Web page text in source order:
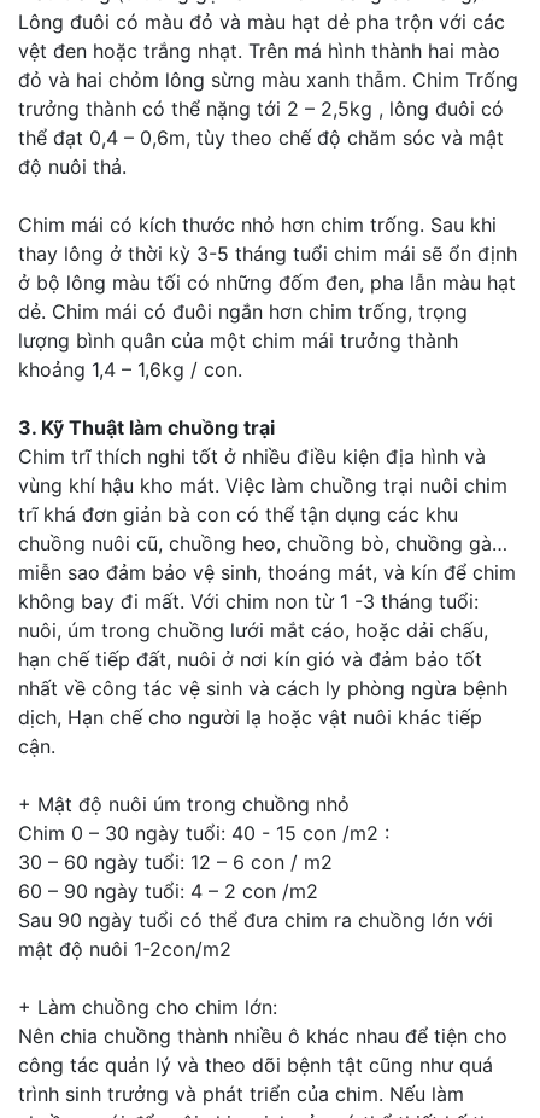
Lông đuôi có màu đỏ và màu hạt dẻ pha trộn với các
vệt đen hoặc trắng nhạt. Trên má hình thành hai mào
đỏ và hai chỏm lông sừng màu xanh thẫm. Chim Trống
trưởng thành có thể nặng tới 2 – 2,5kg , lông đuôi có
thể đạt 0,4 – 0,6m, tùy theo chế độ chăm sóc và mật
độ nuôi thả.
Chim mái có kích thước nhỏ hơn chim trống. Sau khi
thay lông ở thời kỳ 3-5 tháng tuổi chim mái sẽ ổn định
ở bộ lông màu tối có những đốm đen, pha lẫn màu hạt
dẻ. Chim mái có đuôi ngắn hơn chim trống, trọng
lượng bình quân của một chim mái trưởng thành
khoảng 1,4 – 1,6kg / con.
3. Kỹ Thuật làm chuồng trại
Chim trĩ thích nghi tốt ở nhiều điều kiện địa hình và
vùng khí hậu kho mát. Việc làm chuồng trại nuôi chim
trĩ khá đơn giản bà con có thể tận dụng các khu
chuồng nuôi cũ, chuồng heo, chuồng bò, chuồng gà…
miễn sao đảm bảo vệ sinh, thoáng mát, và kín để chim
không bay đi mất. Với chim non từ 1 -3 tháng tuổi:
nuôi, úm trong chuồng lưới mắt cáo, hoặc dải chấu,
hạn chế tiếp đất, nuôi ở nơi kín gió và đảm bảo tốt
nhất về công tác vệ sinh và cách ly phòng ngừa bệnh
dịch, Hạn chế cho người lạ hoặc vật nuôi khác tiếp
cận.
+ Mật độ nuôi úm trong chuồng nhỏ
Chim 0 – 30 ngày tuổi: 40 - 15 con /m2 :
30 – 60 ngày tuổi: 12 – 6 con / m2
60 – 90 ngày tuổi: 4 – 2 con /m2
Sau 90 ngày tuổi có thể đưa chim ra chuồng lớn với
mật độ nuôi 1-2con/m2
+ Làm chuồng cho chim lớn:
Nên chia chuồng thành nhiều ô khác nhau để tiện cho
công tác quản lý và theo dõi bệnh tật cũng như quá
trình sinh trưởng và phát triển của chim. Nếu làm